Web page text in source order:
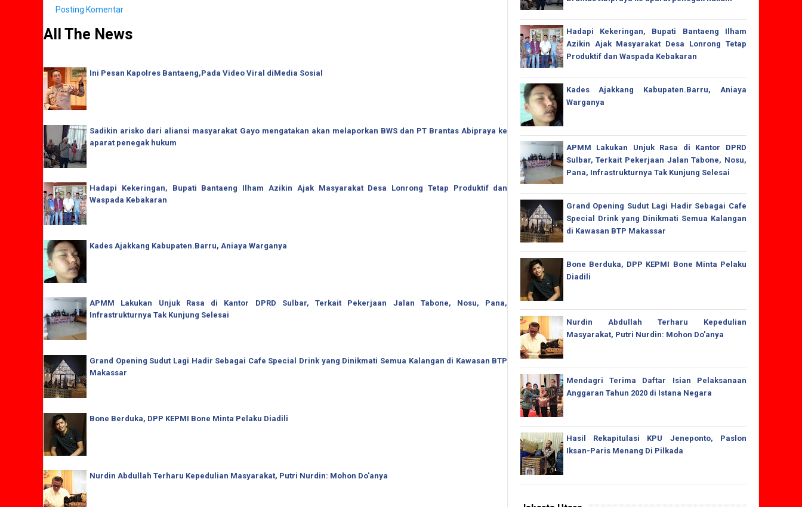
Posting Komentar
All The News
Ini Pesan Kapolres Bantaeng,Pada Video Viral diMedia Sosial
Sadikin arisko dari aliansi masyarakat Gayo mengatakan akan melaporkan BWS dan PT Brantas Abipraya ke
aparat penegak hukum
Hadapi Kekeringan, Bupati Bantaeng Ilham Azikin Ajak Masyarakat Desa Lonrong Tetap Produktif dan
Waspada Kebakaran
Kades Ajakkang Kabupaten.Barru, Aniaya Warganya
APMM Lakukan Unjuk Rasa di Kantor DPRD Sulbar, Terkait Pekerjaan Jalan Tabone, Nosu, Pana,
Infrastrukturnya Tak Kunjung Selesai
Grand Opening Sudut Lagi Hadir Sebagai Cafe Special Drink yang Dinikmati Semua Kalangan di Kawasan BTP
Makassar
Bone Berduka, DPP KEPMI Bone Minta Pelaku Diadili
Nurdin Abdullah Terharu Kepedulian Masyarakat, Putri Nurdin: Mohon Do'anya
Hadapi Kekeringan, Bupati Bantaeng Ilham
Azikin Ajak Masyarakat Desa Lonrong Tetap
Produktif dan Waspada Kebakaran
Kades Ajakkang Kabupaten.Barru, Aniaya
Warganya
APMM Lakukan Unjuk Rasa di Kantor DPRD
Sulbar, Terkait Pekerjaan Jalan Tabone, Nosu,
Pana, Infrastrukturnya Tak Kunjung Selesai
Grand Opening Sudut Lagi Hadir Sebagai Cafe
Special Drink yang Dinikmati Semua Kalangan
di Kawasan BTP Makassar
Bone Berduka, DPP KEPMI Bone Minta Pelaku
Diadili
Nurdin Abdullah Terharu Kepedulian
Masyarakat, Putri Nurdin: Mohon Do'anya
Mendagri Terima Daftar Isian Pelaksanaan
Anggaran Tahun 2020 di Istana Negara
Hasil Rekapitulasi KPU Jeneponto, Paslon
Iksan-Paris Menang Di Pilkada